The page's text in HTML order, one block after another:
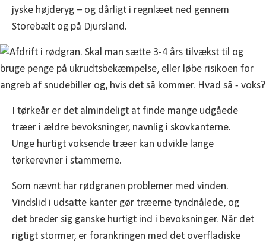
jyske højderyg – og dårligt i regnlæet ned gennem
Storebælt og på Djursland.
I tørkeår er det almindeligt at finde mange udgåede
træer i ældre bevoksninger, navnlig i skovkanterne.
Unge hurtigt voksende træer kan udvikle lange
tørkerevner i stammerne.
Som nævnt har rødgranen problemer med vinden.
Vindslid i udsatte kanter gør træerne tyndnålede, og
det breder sig ganske hurtigt ind i bevoksninger. Når det
rigtigt stormer, er forankringen med det overfladiske